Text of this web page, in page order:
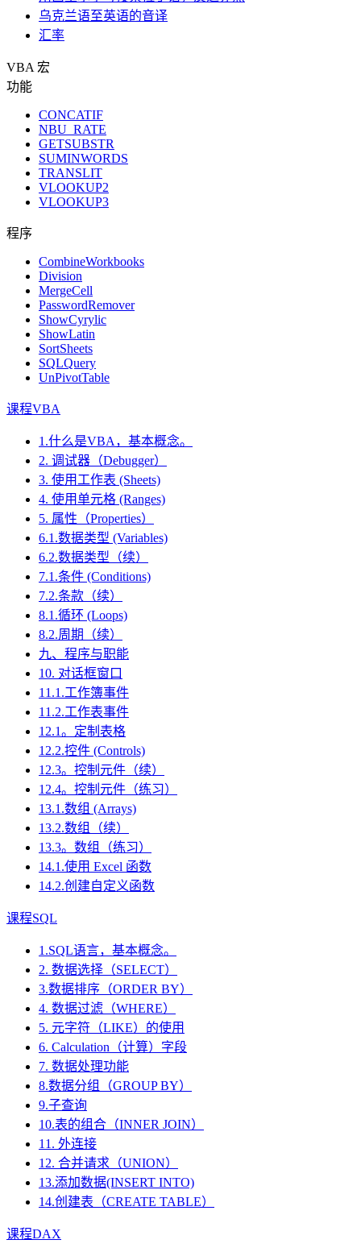
乌克兰语至英语的音译
汇率
VBA 宏
功能
CONCATIF
NBU_RATE
GETSUBSTR
SUMINWORDS
TRANSLIT
VLOOKUP2
VLOOKUP3
程序
CombineWorkbooks
Division
MergeCell
PasswordRemover
ShowCyrylic
ShowLatin
SortSheets
SQLQuery
UnPivotTable
课程VBA
1.什么是VBA，基本概念。
2. 调试器（Debugger）
3. 使用工作表 (Sheets)
4. 使用单元格 (Ranges)
5. 属性（Properties）
6.1.数据类型 (Variables)
6.2.数据类型（续）
7.1.条件 (Conditions)
7.2.条款（续）
8.1.循环 (Loops)
8.2.周期（续）
九、程序与职能
10. 对话框窗口
11.1.工作簿事件
11.2.工作表事件
12.1。定制表格
12.2.控件 (Controls)
12.3。控制元件（续）
12.4。控制元件（练习）
13.1.数组 (Arrays)
13.2.数组（续）
13.3。数组（练习）
14.1.使用 Excel 函数
14.2.创建自定义函数
课程SQL
1.SQL语言，基本概念。
2. 数据选择（SELECT）
3.数据排序（ORDER BY）
4. 数据过滤（WHERE）
5. 元字符（LIKE）的使用
6. Calculation（计算）字段
7. 数据处理功能
8.数据分组（GROUP BY）
9.子查询
10.表的组合（INNER JOIN）
11. 外连接
12. 合并请求（UNION）
13.添加数据(INSERT INTO)
14.创建表（CREATE TABLE）
课程DAX